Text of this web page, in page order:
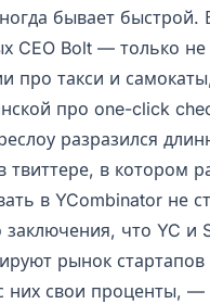
бывает быстрой.
CEO Bolt — только не
про такси и
про one-click
разразился
твиттере, в котором
в YCombinator не
заключения, что YC и
рынок
них свои проценты, —